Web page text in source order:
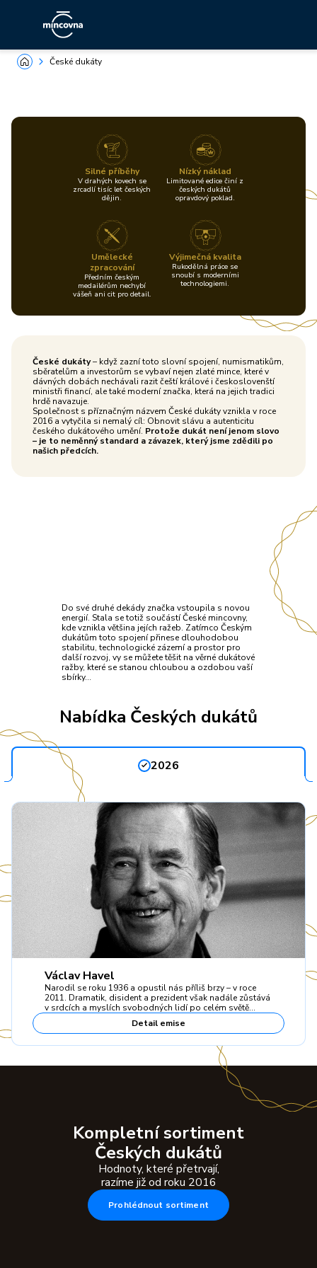
České dukáty
Silné příběhy
V drahých kovech se
zrcadlí tisíc let českých
dějin.
Nízký náklad
Limitované edice činí z
českých dukátů
opravdový poklad.
Umělecké
zpracování
Předním českým
medailérům nechybí
vášeň ani cit pro detail.
Výjimečná kvalita
Rukodělná práce se
snoubí s moderními
technologiemi.
České dukáty– když zazní toto slovní spojení, numismatikům,
sběratelům a investorům se vybaví nejen zlaté mince, které v
dávných dobách nechávali razit čeští králové i českoslovenští
ministři financí, ale také moderní značka, která na jejich tradici
hrdě navazuje.
Společnost s příznačným názvem České dukáty vznikla v roce
2016 a vytyčila si nemalý cíl: Obnovit slávu a autenticitu
českého dukátového umění. Protože dukát není jenom slovo
– je to neměnný standard a závazek, který jsme zdědili po
našich předcích.
Do své druhé dekády značka vstoupila s novou
energií. Stala se totiž součástí České mincovny,
kde vznikla většina jejích ražeb. Zatímco Českým
dukátům toto spojení přinese dlouhodobou
stabilitu, technologické zázemí a prostor pro
další rozvoj, vy se můžete těšit na věrné dukátové
ražby, které se stanou chloubou a ozdobou vaší
sbírky…
Nabídka Českých dukátů
2026
Václav Havel
Narodil se roku 1936 a opustil nás příliš brzy – v roce
2011. Dramatik, disident a prezident však nadále zůstává
v srdcích a myslích svobodných lidí po celém světě…
Detail emise
Kompletní sortiment
Českých dukátů
Hodnoty, které přetrvají,
razíme již od roku 2016
Prohlédnout sortiment